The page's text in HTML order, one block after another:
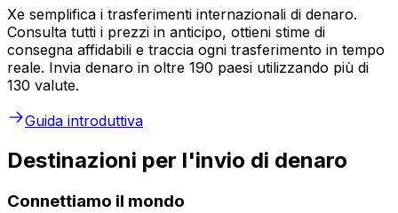
Xe semplifica i trasferimenti internazionali di denaro.
Consulta tutti i prezzi in anticipo, ottieni stime di
consegna affidabili e traccia ogni trasferimento in tempo
reale. Invia denaro in oltre 190 paesi utilizzando più di
130 valute.
Guida introduttiva
Destinazioni per l'invio di denaro
Connettiamo il mondo